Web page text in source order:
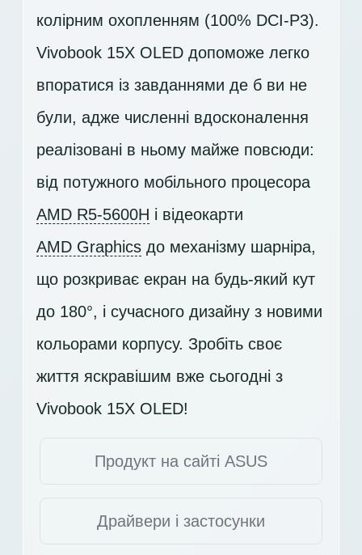
колірним охопленням (100% DCI-P3).
Vivobook 15X OLED допоможе легко
впоратися із завданнями де б ви не
були, адже численні вдосконалення
реалізовані в ньому майже повсюди:
від потужного мобільного процесора
AMD R5-5600H і відеокарти
AMD Graphics до механізму шарніра,
що розкриває екран на будь-який кут
до 180°, і сучасного дизайну з новими
кольорами корпусу. Зробіть своє
життя яскравішим вже сьогодні з
Vivobook 15X OLED!
Продукт на сайті ASUS
Драйвери і застосунки